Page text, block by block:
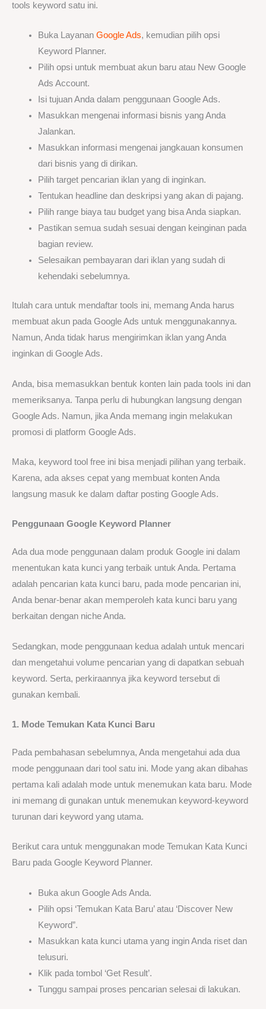
tools keyword satu ini.
Buka Layanan Google Ads, kemudian pilih opsi
Keyword Planner.
Pilih opsi untuk membuat akun baru atau New Google
Ads Account.
Isi tujuan Anda dalam penggunaan Google Ads.
Masukkan mengenai informasi bisnis yang Anda
Jalankan.
Masukkan informasi mengenai jangkauan konsumen
dari bisnis yang di dirikan.
Pilih target pencarian iklan yang di inginkan.
Tentukan headline dan deskripsi yang akan di pajang.
Pilih range biaya tau budget yang bisa Anda siapkan.
Pastikan semua sudah sesuai dengan keinginan pada
bagian review.
Selesaikan pembayaran dari iklan yang sudah di
kehendaki sebelumnya.
Itulah cara untuk mendaftar tools ini, memang Anda harus
membuat akun pada Google Ads untuk menggunakannya.
Namun, Anda tidak harus mengirimkan iklan yang Anda
inginkan di Google Ads.
Anda, bisa memasukkan bentuk konten lain pada tools ini dan
memeriksanya. Tanpa perlu di hubungkan langsung dengan
Google Ads. Namun, jika Anda memang ingin melakukan
promosi di platform Google Ads.
Maka, keyword tool free ini bisa menjadi pilihan yang terbaik.
Karena, ada akses cepat yang membuat konten Anda
langsung masuk ke dalam daftar posting Google Ads.
Penggunaan Google Keyword Planner
Ada dua mode penggunaan dalam produk Google ini dalam
menentukan kata kunci yang terbaik untuk Anda. Pertama
adalah pencarian kata kunci baru, pada mode pencarian ini,
Anda benar-benar akan memperoleh kata kunci baru yang
berkaitan dengan niche Anda.
Sedangkan, mode penggunaan kedua adalah untuk mencari
dan mengetahui volume pencarian yang di dapatkan sebuah
keyword. Serta, perkiraannya jika keyword tersebut di
gunakan kembali.
1. Mode Temukan Kata Kunci Baru
Pada pembahasan sebelumnya, Anda mengetahui ada dua
mode penggunaan dari tool satu ini. Mode yang akan dibahas
pertama kali adalah mode untuk menemukan kata baru. Mode
ini memang di gunakan untuk menemukan keyword-keyword
turunan dari keyword yang utama.
Berikut cara untuk menggunakan mode Temukan Kata Kunci
Baru pada Google Keyword Planner.
Buka akun Google Ads Anda.
Pilih opsi ‘Temukan Kata Baru’ atau ‘Discover New
Keyword”.
Masukkan kata kunci utama yang ingin Anda riset dan
telusuri.
Klik pada tombol ‘Get Result’.
Tunggu sampai proses pencarian selesai di lakukan.